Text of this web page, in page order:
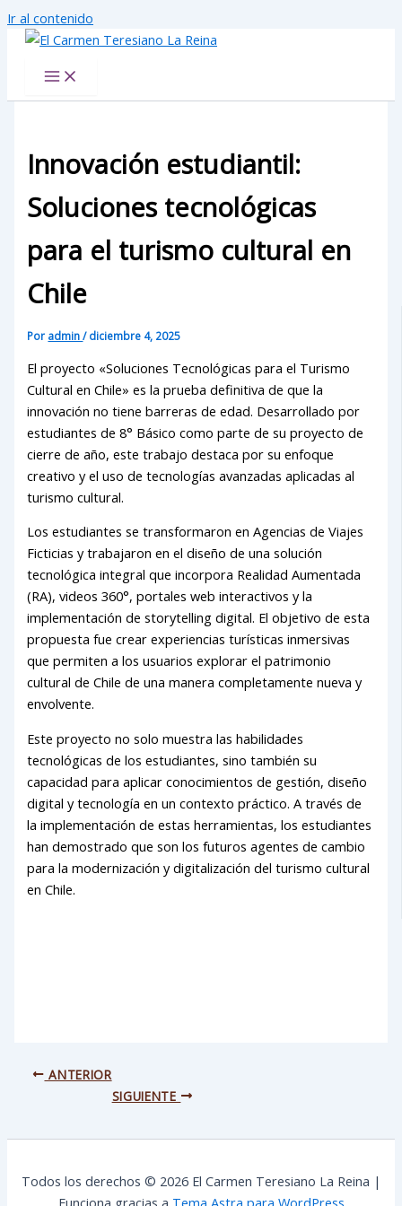
Ir al contenido
Innovación estudiantil:
Soluciones tecnológicas
para el turismo cultural en
Chile
Por admin/diciembre 4, 2025
El proyecto «Soluciones Tecnológicas para el Turismo
Cultural en Chile» es la prueba definitiva de que la
innovación no tiene barreras de edad. Desarrollado por
estudiantes de 8° Básico como parte de su proyecto de
cierre de año, este trabajo destaca por su enfoque
creativo y el uso de tecnologías avanzadas aplicadas al
turismo cultural.
Los estudiantes se transformaron en Agencias de Viajes
Ficticias y trabajaron en el diseño de una solución
tecnológica integral que incorpora Realidad Aumentada
(RA), videos 360°, portales web interactivos y la
implementación de storytelling digital. El objetivo de esta
propuesta fue crear experiencias turísticas inmersivas
que permiten a los usuarios explorar el patrimonio
cultural de Chile de una manera completamente nueva y
envolvente.
Este proyecto no solo muestra las habilidades
tecnológicas de los estudiantes, sino también su
capacidad para aplicar conocimientos de gestión, diseño
digital y tecnología en un contexto práctico. A través de
la implementación de estas herramientas, los estudiantes
han demostrado que son los futuros agentes de cambio
para la modernización y digitalización del turismo cultural
en Chile.
ANTERIOR
SIGUIENTE
Todos los derechos © 2026 El Carmen Teresiano La Reina |